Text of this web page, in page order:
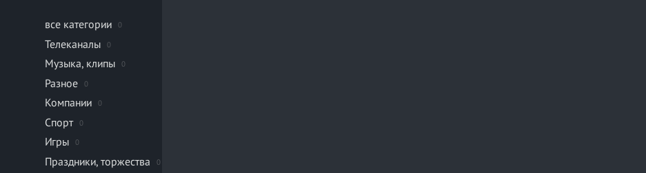
все категории 0
Телеканалы 0
Музыка, клипы 0
Разное 0
Компании 0
Спорт 0
Игры 0
Праздники, торжества 0